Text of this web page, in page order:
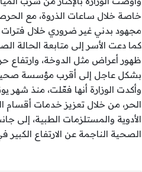
خاصة خلال ساعات الذروة، مع الحرص
مجهود بدني غير ضروري خلال فترات
كما دعت الأسر إلى متابعة
ظهور أعراض مثل الدوخة، وارتفاع
بشكل عاجل إلى أقرب مؤسسة صحية
وأكدت الوزارة أنها فعّلت، منذ شهر
الحر، من خلال تعزيز خدمات أقسام
الأدوية والمستلزمات الطبية، إلى
الصحية الناجمة عن الارتفاع الكبير